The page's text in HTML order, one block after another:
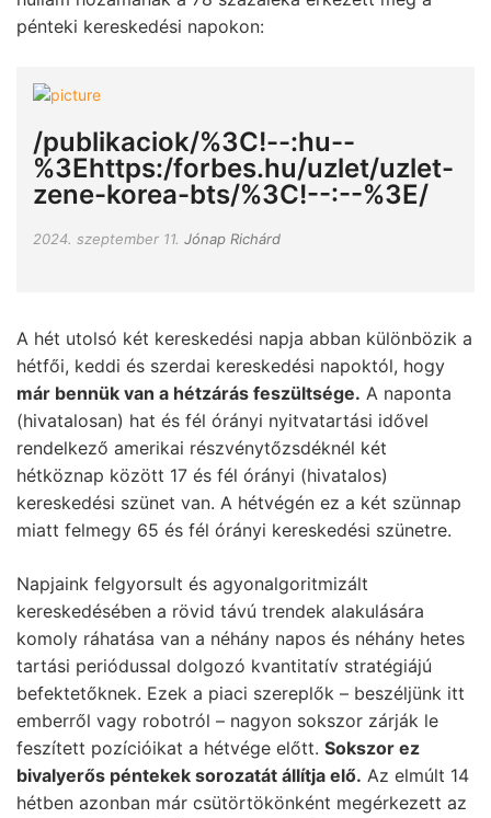
pénteki kereskedési napokon:
/publikaciok/%3C!--:hu--
%3Ehttps:/forbes.hu/uzlet/uzlet-
zene-korea-bts/%3C!--:--%3E/
2024. szeptember 11. Jónap Richárd
A hét utolsó két kereskedési napja abban különbözik a
hétfői, keddi és szerdai kereskedési napoktól, hogy
már bennük van a hétzárás feszültsége. A naponta
(hivatalosan) hat és fél órányi nyitvatartási idővel
rendelkező amerikai részvénytőzsdéknél két
hétköznap között 17 és fél órányi (hivatalos)
kereskedési szünet van. A hétvégén ez a két szünnap
miatt felmegy 65 és fél órányi kereskedési szünetre.
Napjaink felgyorsult és agyonalgoritmizált
kereskedésében a rövid távú trendek alakulására
komoly ráhatása van a néhány napos és néhány hetes
tartási periódussal dolgozó kvantitatív stratégiájú
befektetőknek. Ezek a piaci szereplők – beszéljünk itt
emberről vagy robotról – nagyon sokszor zárják le
feszített pozícióikat a hétvége előtt. Sokszor ez
bivalyerős péntekek sorozatát állítja elő. Az elmúlt 14
hétben azonban már csütörtökönként megérkezett az